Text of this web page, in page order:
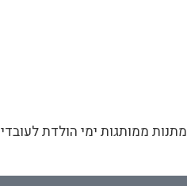
מתנות ממותגות ימי הולדת